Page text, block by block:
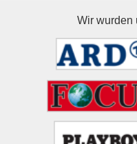
Wir wurden